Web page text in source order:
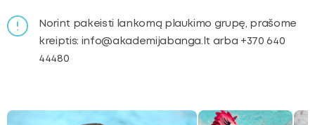
Norint pakeisti lankomą plaukimo grupę, prašome
kreiptis: info@akademijabanga.lt arba +370 640
44480